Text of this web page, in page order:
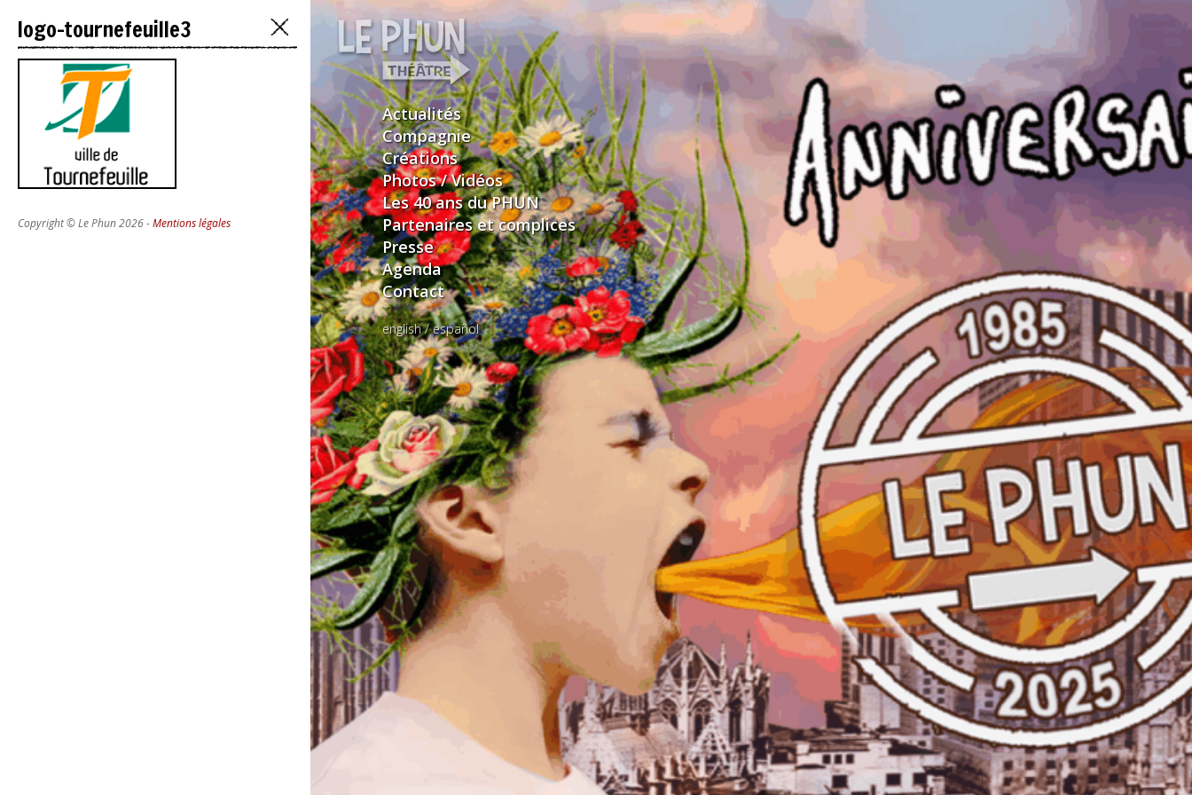
logo-tournefeuille3
Copyright © Le Phun 2026 -Mentions légales
Actualités
Compagnie
Créations
Photos / Vidéos
Les 40 ans du PHUN
Partenaires et complices
Presse
Agenda
Contact
english/español